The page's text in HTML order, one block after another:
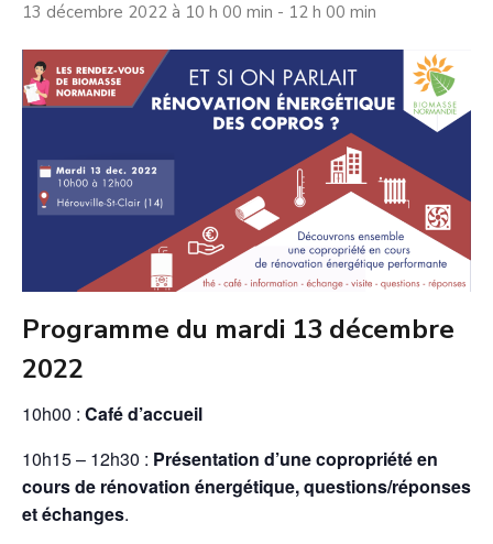
13 décembre 2022 à 10 h 00 min - 12 h 00 min
Programme du mardi 13 décembre
2022
10h00 : Café d’accueil
10h15 – 12h30 : Présentation d’une copropriété en
cours de rénovation énergétique, questions/réponses
et échanges.